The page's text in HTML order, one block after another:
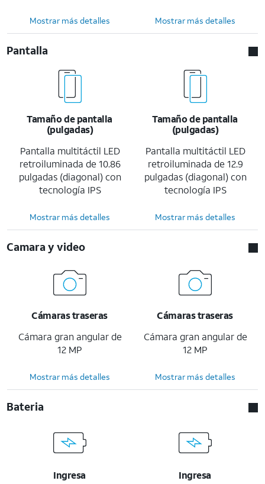
Mostrar más detalles Mostrar más detalles
Pantalla
Tamaño de pantalla
(pulgadas)
Pantalla multitáctil LED
retroiluminada de 10.86
pulgadas (diagonal) con
tecnología IPS
Tamaño de pantalla
(pulgadas)
Pantalla multitáctil LED
retroiluminada de 12.9
pulgadas (diagonal) con
tecnología IPS
Mostrar más detalles Mostrar más detalles
Camara y video
Cámaras traseras
Cámara gran angular de
12 MP
Cámaras traseras
Cámara gran angular de
12 MP
Mostrar más detalles Mostrar más detalles
Bateria
Ingresa
Ingresa